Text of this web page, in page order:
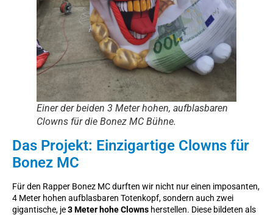
Einer der beiden 3 Meter hohen, aufblasbaren
Clowns für die Bonez MC Bühne.
Das Projekt: Einzigartige Clowns für
Bonez MC
Für den Rapper Bonez MC durften wir nicht nur einen imposanten,
4 Meter hohen aufblasbaren Totenkopf, sondern auch zwei
gigantische, je3 Meter hohe Clowns herstellen. Diese bildeten als